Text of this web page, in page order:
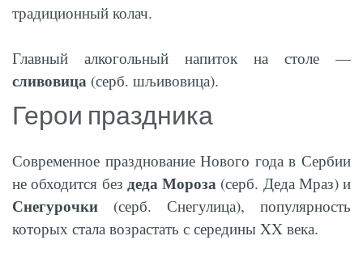
традиционный колач.
Главный алкогольный напиток на столе —
сливовица (серб. шљивовица).
Герои праздника
Современное празднование Нового года в Сербии
не обходится без деда Мороза (серб. Деда Мраз) и
Снегурочки (серб. Снегулица), популярность
которых стала возрастать с середины XX века.